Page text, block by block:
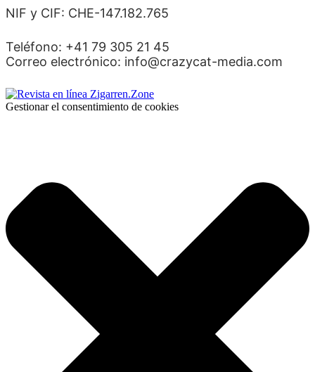
NIF y CIF: CHE-147.182.765
Teléfono: +41 79 305 21 45
Correo electrónico: info@crazycat-media.com
Gestionar el consentimiento de cookies